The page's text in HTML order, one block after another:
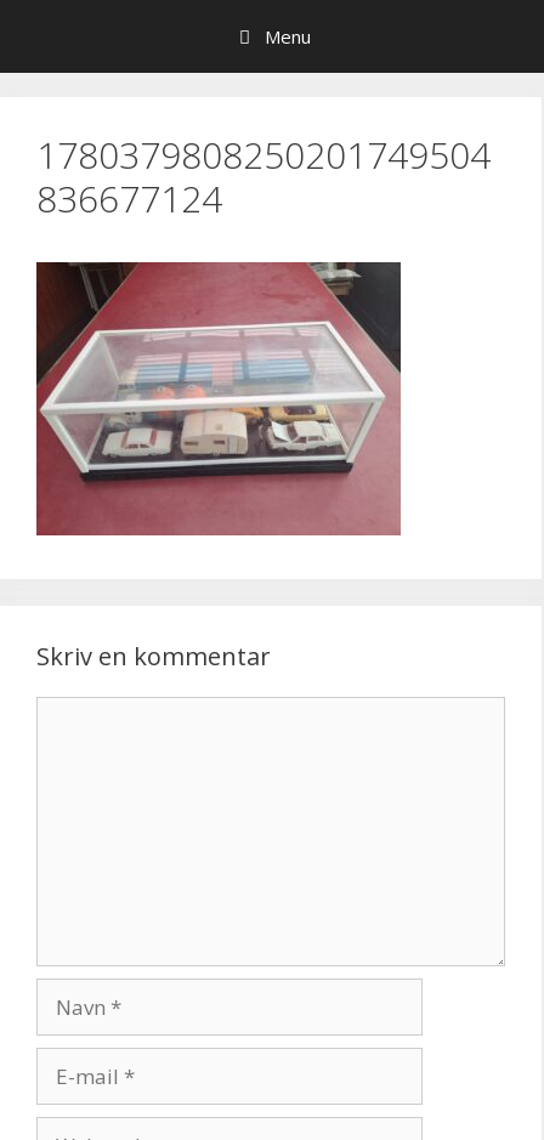
indhold
Menu
1780379808250201749504
836677124
Skriv en kommentar
mail